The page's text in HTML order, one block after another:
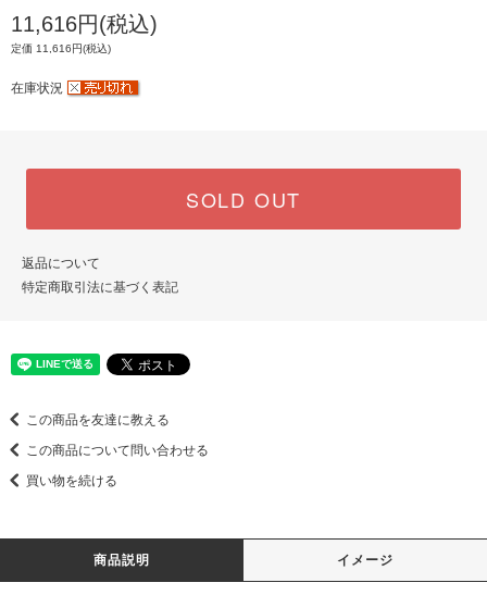
11,616円(税込)
定価 11,616円(税込)
在庫状況
SOLD OUT
返品について
特定商取引法に基づく表記
この商品を友達に教える
この商品について問い合わせる
買い物を続ける
商品説明 イメージ